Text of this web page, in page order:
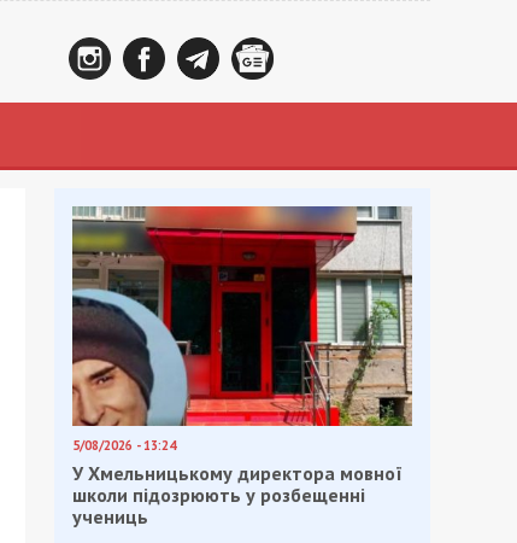
5/08/2026 - 13:24
У Хмельницькому директора мовної
школи підозрюють у розбещенні
учениць